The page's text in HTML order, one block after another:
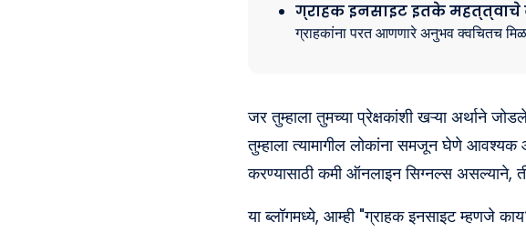
ग्राहक इनसाइट इतके
ग्राहकांना परत आणणारे अनुभव क्वचितच
जर तुम्हाला तुमच्या प्रेक्षकांशी खऱ्या अर्थाने
तुम्हाला त्यामागील लोकांना समजून घेणे
करण्यासाठी कमी ऑनलाइन सिग्नल्स असल्याने,
या ब्लॉगमध्ये, आम्ही "ग्राहक इनसाइट म्हणजे